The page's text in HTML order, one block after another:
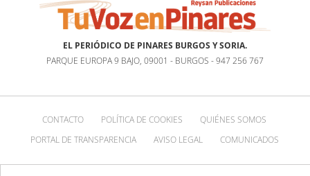
EL PERIÓDICO DE PINARES BURGOS Y SORIA.
PARQUE EUROPA 9 BAJO, 09001 - BURGOS - 947 256 767
CONTACTO POLÍTICA DE COOKIES
QUIÉNES SOMOS
PORTAL DE TRANSPARENCIA
AVISO LEGAL COMUNICADOS